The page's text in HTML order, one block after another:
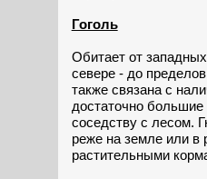
Гоголь
Обитает от
севере - до
также связана с
достаточно большие
соседству с лесом.
реже на земле или в
растительными